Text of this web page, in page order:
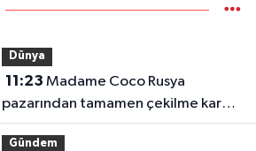
Dünya
11:23
pazarından tamamen çekilme kararı
aldı
Gündem